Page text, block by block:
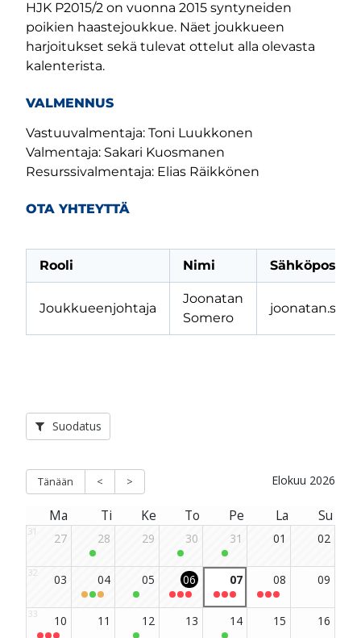
HJK P2015/2 on vuonna 2015 syntyneiden
poikien haastejoukkue. Näet joukkueen
harjoitukset sekä tulevat ottelut alla olevasta
kalenterista.
VALMENNUS
Vastuuvalmentaja: Toni Luukkonen
Valmentaja: Sakari Kuosmanen
Resurssivalmentaja: Elias Räikkönen
OTA YHTEYTTÄ
Rooli Nimi
Joukkueenjohtaja
Joonatan
Somero